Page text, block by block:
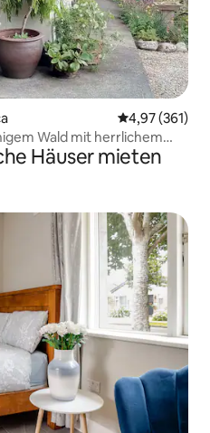
4,97 (361)
Wald mit herrlichem
Häuser mieten